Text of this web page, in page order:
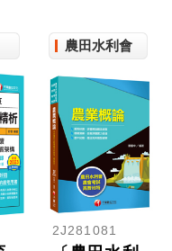
農田水利會
2J281081